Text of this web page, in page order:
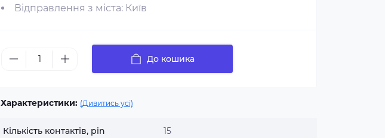
Відправлення з міста: Київ
До кошика
Характеристики: (Дивитись усі)
Кількість контактів, pin 15